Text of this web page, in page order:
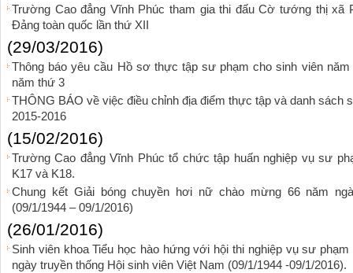
Trường Cao đẳng Vĩnh Phúc tham gia thi đấu Cờ tướng thị xã
Đảng toàn quốc lần thứ XII
(29/03/2016)
Thông báo yêu cầu Hồ sơ thực tập sư phạm cho sinh viên
năm thứ 3
THÔNG BÁO về việc điều chỉnh địa điểm thực tập và danh sách
2015-2016
(15/02/2016)
Trường Cao đẳng Vĩnh Phúc tổ chức tập huấn nghiệp vụ sư
K17 và K18.
Chung kết Giải bóng chuyền hơi nữ chào mừng 66 năm
(09/1/1944 – 09/1/2016)
(26/01/2016)
Sinh viên khoa Tiểu học hào hứng với hội thi nghiệp vụ sư
ngày truyền thống Hội sinh viên Việt Nam (09/1/1944 -09/1/2016).